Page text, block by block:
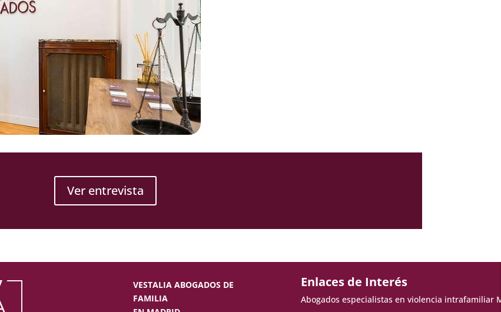
Ver entrevista
VESTALIA ABOGADOS DE
FAMILIA
Enlaces de Interés
Abogados especialistas en violencia intrafamiliar